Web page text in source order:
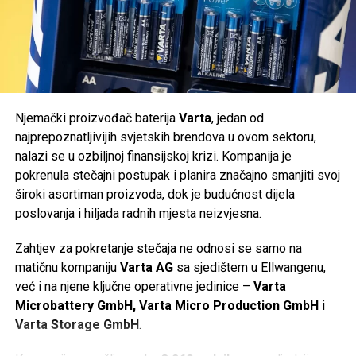
(Prenosimo s portalaJutarnjeg lista)
Share Post
Share
Tweet Share
Mail
POVEZANE TEME: ANTE TOMIĆ RATNI ZLOČINCI
UP NEXT
Zelenski poslao poruku građanima: Vratit ćemo sve
gradove, bit će opet pod kontrolom Ukrajine
DON'T MISS
Napad u kafiću u Oslu tretira se kao “čin islamskog
terorizma”
Mail
Njemački proizvođač baterija Varta, jedan od
najprepoznatljivijih svjetskih brendova u ovom sektoru,
nalazi se u ozbiljnoj finansijskoj krizi. Kompanija je
pokrenula stečajni postupak i planira značajno smanjiti svoj
široki asortiman proizvoda, dok je budućnost dijela
poslovanja i hiljada radnih mjesta neizvjesna.
Zahtjev za pokretanje stečaja ne odnosi se samo na
matičnu kompaniju Varta AGsa sjedištem u Ellwangenu,
već i na njene ključne operativne jedinice – Varta
Microbattery GmbH, Varta Micro Production GmbH i
Varta Storage GmbH.